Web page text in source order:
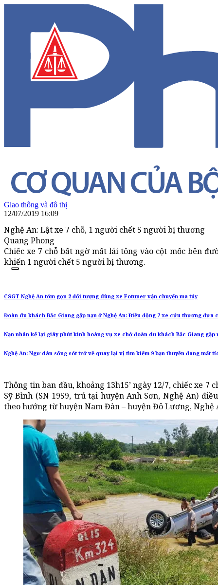
Giao thông và đô thị
12/07/2019 16:09
Nghệ An: Lật xe 7 chỗ, 1 người chết 5 người bị thương
Quang Phong
Chiếc xe 7 chỗ bất ngờ mất lái tông vào cột mốc bên
khiến 1 người chết 5 người bị thương.
CSGT Nghệ An tóm gọn 2 đối tượng dùng xe Fotuner vận chuyển ma túy
Đoàn du khách Bắc Giang gặp nạn ở Nghệ An: Điều động 7 xe cứu thương đưa
Nạn nhân kể lại giây phút kinh hoàng vụ xe chở đoàn du khách Bắc Giang gặp
Nghệ An: Ngư dân sống sót trở về quay lại vị tìm kiếm 9 bạn thuyền đang mất
Thông tin ban đầu, khoảng 13h15’ ngày 12/7, chiếc xe 7
Sỹ Bình (SN 1959, trú tại huyện Anh Sơn, Nghệ An)
theo hướng từ huyện Nam Đàn – huyện Đô Lương, Nghệ